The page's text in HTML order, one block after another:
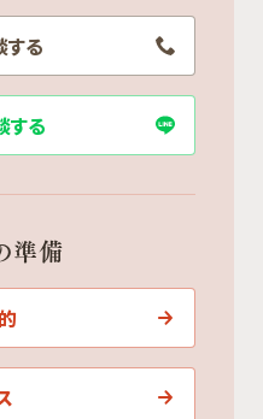
する
する
準備